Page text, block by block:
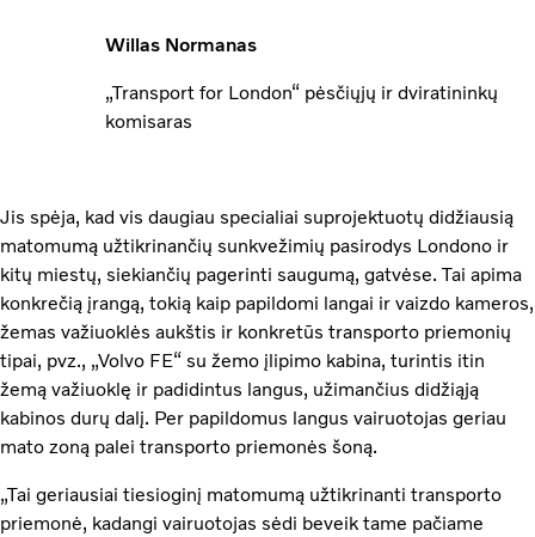
Willas Normanas
„Transport for London“ pėsčiųjų ir dviratininkų
komisaras
Jis spėja, kad vis daugiau specialiai suprojektuotų didžiausią
matomumą užtikrinančių sunkvežimių pasirodys Londono ir
kitų miestų, siekiančių pagerinti saugumą, gatvėse. Tai apima
konkrečią įrangą, tokią kaip papildomi langai ir vaizdo kameros,
žemas važiuoklės aukštis ir konkretūs transporto priemonių
tipai, pvz., „Volvo FE“ su žemo įlipimo kabina, turintis itin
žemą važiuoklę ir padidintus langus, užimančius didžiąją
kabinos durų dalį. Per papildomus langus vairuotojas geriau
mato zoną palei transporto priemonės šoną.
„Tai geriausiai tiesioginį matomumą užtikrinanti transporto
priemonė, kadangi vairuotojas sėdi beveik tame pačiame